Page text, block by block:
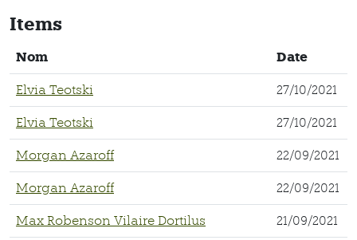
Items
Nom Date
Elvia Teotski 27/10/2021
Elvia Teotski 27/10/2021
Morgan Azaroff 22/09/2021
Morgan Azaroff 22/09/2021
Max Robenson Vilaire Dortilus 21/09/2021